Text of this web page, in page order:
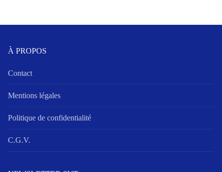
À PROPOS
Contact
Mentions légales
Politique de confidentialité
C.G.V.